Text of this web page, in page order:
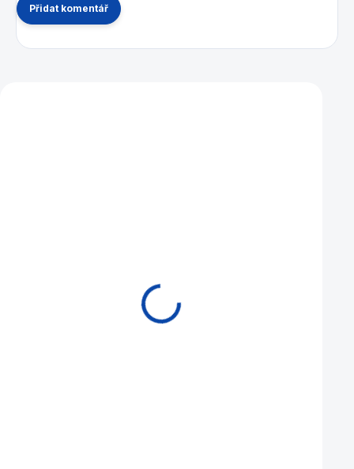
Přidat komentář